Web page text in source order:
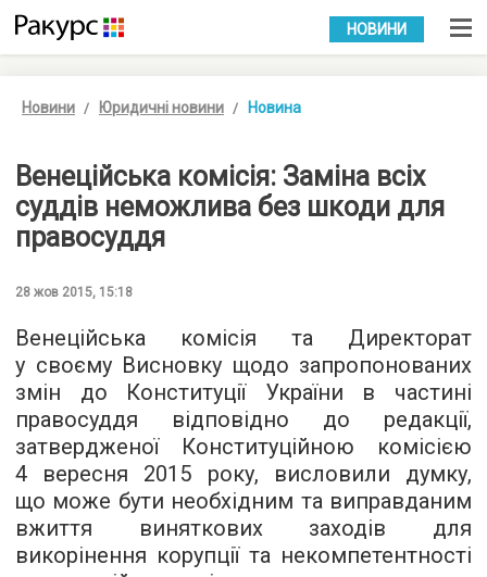
УКР РУС
НОВИНИ
Новини Юридичні новини Новина
Венеційська комісія: Заміна всіх
суддів неможлива без шкоди для
правосуддя
28 жов 2015, 15:18
Венеційська комісія та Директорат
у своєму Висновку щодо запропонованих
змін до Конституції України в частині
правосуддя відповідно до редакції,
затвердженої Конституційною комісією
4 вересня 2015 року, висловили думку,
що може бути необхідним та виправданим
вжиття виняткових заходів для
викорінення корупції та некомпетентності